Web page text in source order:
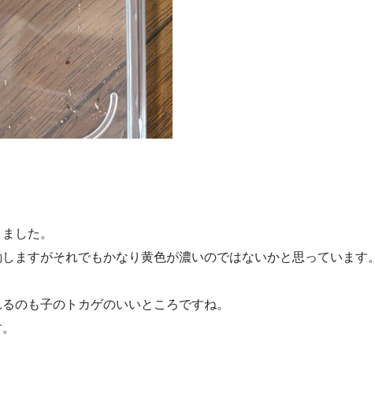
した。
ますがそれでもかなり黄色が濃いのではないかと思っています。
のも子のトカゲのいいところですね。